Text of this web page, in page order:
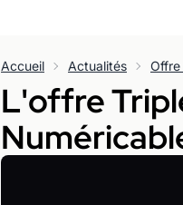
Accueil Actualités Offre
L'offre